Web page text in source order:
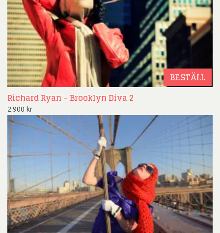
BESTÄLL
Richard Ryan – Brooklyn Diva 2
2.900 kr